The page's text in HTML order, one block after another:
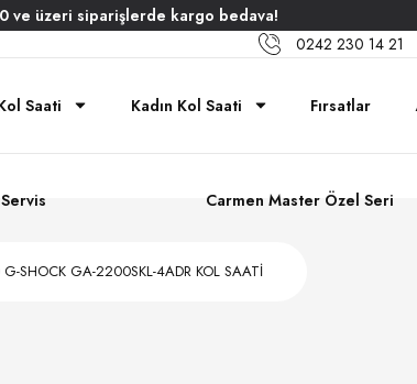
ve üzeri siparişlerde kargo bedava!
0242 230 14 21
Saati Kadın Kol Saati Fırsatlar
Carmen Master Özel Seri
G-SHOCK GA-2200SKL-4ADR KOL SAATİ